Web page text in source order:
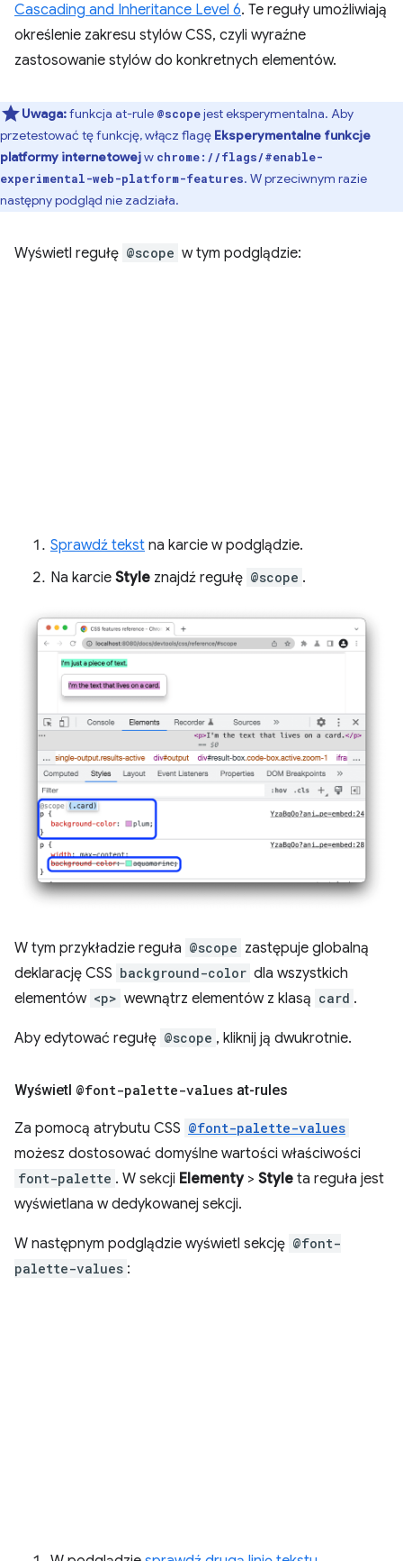
Cascading and Inheritance Level 6. Te reguły umożliwiają
określenie zakresu stylów CSS, czyli wyraźne
zastosowanie stylów do konkretnych elementów.
Uwaga:funkcja at-rule @scopejest eksperymentalna. Aby
przetestować tę funkcję, włącz flagę Eksperymentalne funkcje
platformy internetowejw chrome://flags/#enable-
experimental-web-platform-features. W przeciwnym razie
następny podgląd nie zadziała.
Wyświetl regułę @scope w tym podglądzie:
Sprawdź tekst na karcie w podglądzie.
Na karcie Style znajdź regułę @scope .
W tym przykładzie reguła @scope zastępuje globalną
deklarację CSS background-color dla wszystkich
elementów <p> wewnątrz elementów z klasą card .
Aby edytować regułę @scope , kliknij ją dwukrotnie.
Wyświetl @font-palette-values at-rules
Za pomocą atrybutu CSS @font-palette-values
możesz dostosować domyślne wartości właściwości
font-palette . W sekcji Elementy> Style ta reguła jest
wyświetlana w dedykowanej sekcji.
W następnym podglądzie wyświetl sekcję @font-
palette-values :